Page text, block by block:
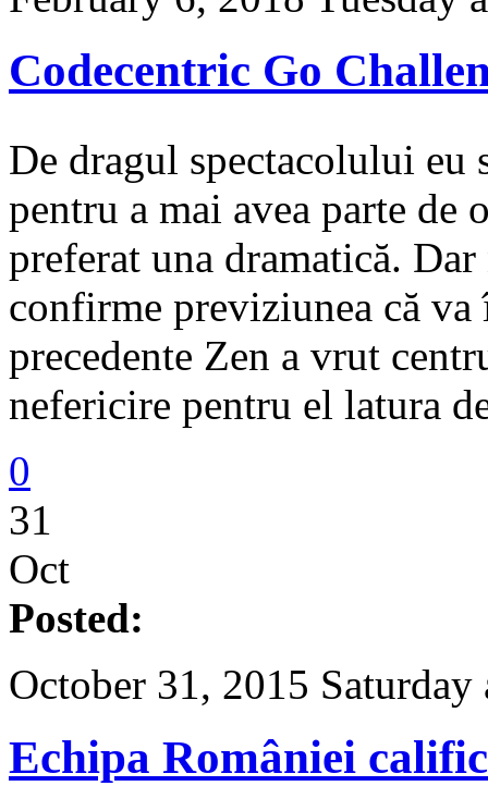
Codecentric Go
De dragul spectacolului eu
pentru a mai avea parte de
preferat una dramatică.
confirme previziunea că
precedente Zen a vrut
nefericire pentru el latura
0
31
Oct
Posted:
October 31, 2015 Saturday
Echipa României